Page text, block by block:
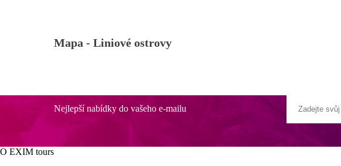
Mapa - Liniové ostrovy
Nejlepší nabídky do vašeho e-mailu
O EXIM tours